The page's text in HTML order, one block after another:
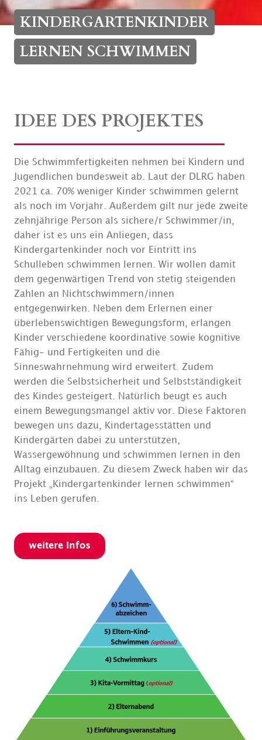
KINDERGARTENKINDER
LERNEN SCHWIMMEN
IDEE DES PROJEKTES
Die Schwimmfertigkeiten nehmen bei Kindern und
Jugendlichen bundesweit ab. Laut der DLRG haben
2021 ca. 70% weniger Kinder schwimmen gelernt
als noch im Vorjahr. Außerdem gilt nur jede zweite
zehnjährige Person als sichere/r Schwimmer/in,
daher ist es uns ein Anliegen, dass
Kindergartenkinder noch vor Eintritt ins
Schulleben schwimmen lernen. Wir wollen damit
dem gegenwärtigen Trend von stetig steigenden
Zahlen an Nichtschwimmern/innen
entgegenwirken. Neben dem Erlernen einer
überlebenswichtigen Bewegungsform, erlangen
Kinder verschiedene koordinative sowie kognitive
Fähig- und Fertigkeiten und die
Sinneswahrnehmung wird erweitert. Zudem
werden die Selbstsicherheit und Selbstständigkeit
des Kindes gesteigert. Natürlich beugt es auch
einem Bewegungsmangel aktiv vor. Diese Faktoren
bewegen uns dazu, Kindertagesstätten und
Kindergärten dabei zu unterstützen,
Wassergewöhnung und schwimmen lernen in den
Alltag einzubauen. Zu diesem Zweck haben wir das
Projekt „Kindergartenkinder lernen schwimmen“
ins Leben gerufen.
weitere Infos